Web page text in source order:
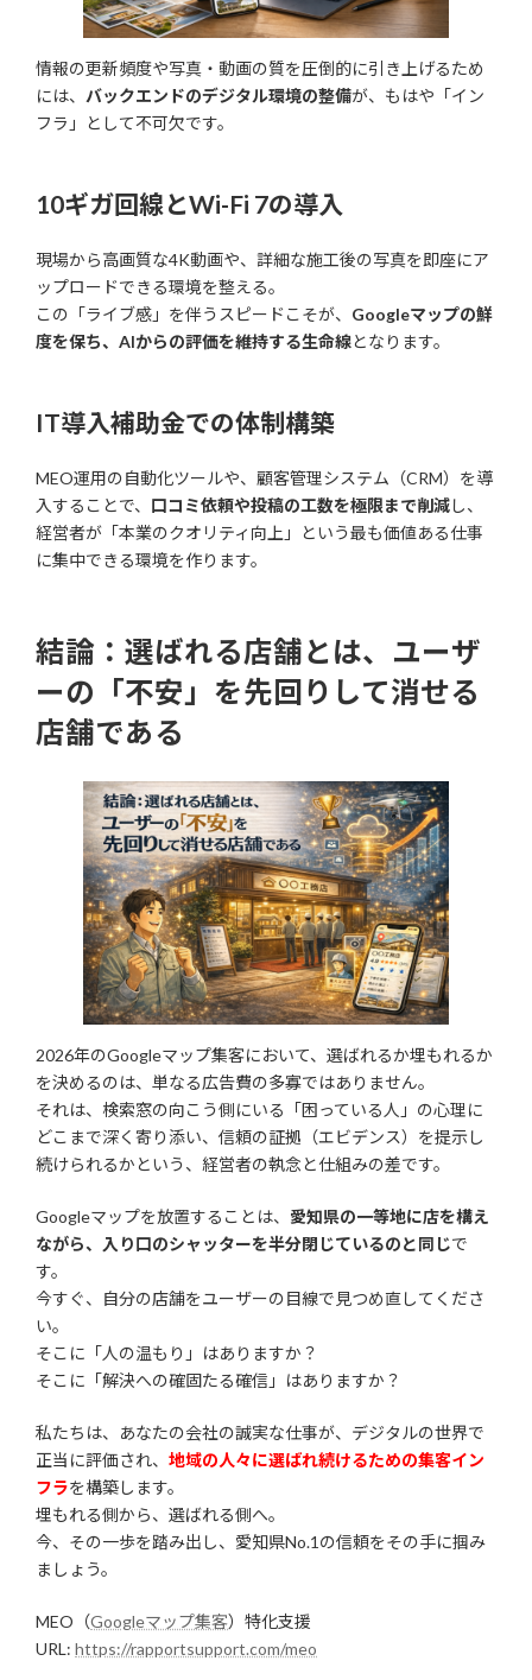
情報の更新頻度や写真・動画の質を圧倒的に引き上げるため
には、 バックエンドのデジタル環境の整備が、もはや「イン
フラ」として不可欠です。
10ギガ回線とWi-Fi 7の導入
現場から高画質な4K動画や、詳細な施工後の写真を即座にア
ップロードできる環境を整える。
この「ライブ感」を伴うスピードこそが、 Googleマップの鮮
度を保ち、AIからの評価を維持する生命線となります。
IT導入補助金での体制構築
MEO運用の自動化ツールや、顧客管理システム（CRM）を導
入することで、 口コミ依頼や投稿の工数を極限まで削減し、
経営者が「本業のクオリティ向上」という最も価値ある仕事
に集中できる環境を作ります。
結論：選ばれる店舗とは、ユーザ
ーの「不安」を先回りして消せる
店舗である
2026年のGoogleマップ集客において、選ばれるか埋もれるか
を決めるのは、単なる広告費の多寡ではありません。
それは、検索窓の向こう側にいる「困っている人」の心理に
どこまで深く寄り添い、信頼の証拠（エビデンス）を提示し
続けられるかという、経営者の執念と仕組みの差です。
Googleマップを放置することは、 愛知県の一等地に店を構え
ながら、入り口のシャッターを半分閉じているのと同じで
す。
今すぐ、自分の店舗をユーザーの目線で見つめ直してくださ
い。
そこに「人の温もり」はありますか？
そこに「解決への確固たる確信」はありますか？
私たちは、あなたの会社の誠実な仕事が、デジタルの世界で
正当に評価され、 地域の人々に選ばれ続けるための集客イン
フラを構築します。
埋もれる側から、選ばれる側へ。
今、その一歩を踏み出し、愛知県No.1の信頼をその手に掴み
ましょう。
MEO（Googleマップ集客）特化支援
URL: https://rapportsupport.com/meo